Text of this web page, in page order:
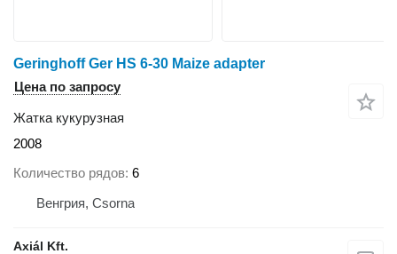
Geringhoff Ger HS 6-30 Maize adapter
Цена по запросу
Жатка кукурузная
2008
Количество рядов 6
Венгрия, Csorna
Axiál Kft.